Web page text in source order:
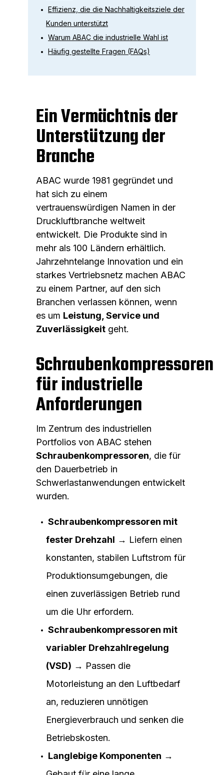
Effizienz, die die Nachhaltigkeitsziele der
Kunden unterstützt
Warum ABAC die industrielle Wahl ist
Häufig gestellte Fragen (FAQs)
Ein Vermächtnis der
Unterstützung der
Branche
ABAC wurde 1981 gegründet und
hat sich zu einem
vertrauenswürdigen Namen in der
Druckluftbranche weltweit
entwickelt. Die Produkte sind in
mehr als 100 Ländern erhältlich.
Jahrzehntelange Innovation und ein
starkes Vertriebsnetz machen ABAC
zu einem Partner, auf den sich
Branchen verlassen können, wenn
es um Leistung, Service und
Zuverlässigkeit geht.
Schraubenkompressoren
für industrielle
Anforderungen
Im Zentrum des industriellen
Portfolios von ABAC stehen
Schraubenkompressoren, die für
den Dauerbetrieb in
Schwerlastanwendungen entwickelt
wurden.
Schraubenkompressoren mit
fester Drehzahl → Liefern einen
konstanten, stabilen Luftstrom für
Produktionsumgebungen, die
einen zuverlässigen Betrieb rund
um die Uhr erfordern.
Schraubenkompressoren mit
variabler Drehzahlregelung
(VSD) → Passen die
Motorleistung an den Luftbedarf
an, reduzieren unnötigen
Energieverbrauch und senken die
Betriebskosten.
Langlebige Komponenten →